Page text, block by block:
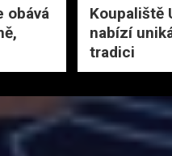
obává
Koupaliště
nabízí
tradici